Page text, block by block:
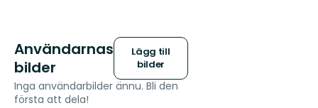
Användarnas
bilder
Lägg till
bilder
Inga användarbilder ännu. Bli den
första att dela!